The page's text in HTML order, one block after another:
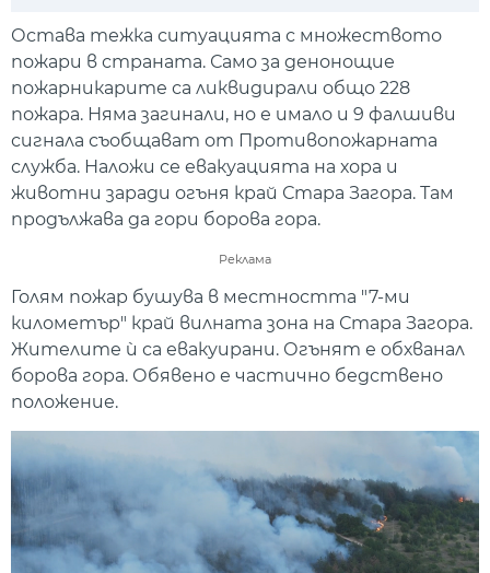
Остава тежка ситуацията с множеството
пожари в страната. Само за денонощие
пожарникарите са ликвидирали общо 228
пожара. Няма загинали, но е имало и 9 фалшиви
сигнала съобщават от Противопожарната
служба. Наложи се евакуацията на хора и
животни заради огъня край Стара Загора. Там
продължава да гори борова гора.
Реклама
Голям пожар бушува в местността "7-ми
километър" край вилната зона на Стара Загора.
Жителите ѝ са евакуирани. Огънят е обхванал
борова гора. Обявено е частично бедствено
положение.